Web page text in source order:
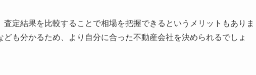
定結果を比較することで相場を把握できるというメリットもありま
も分かるため、より自分に合った不動産会社を決められるでしょ